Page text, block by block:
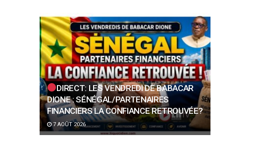
DIRECT: LES VENDREDI DE BABACAR
DIONE : SÉNÉGAL/PARTENAIRES
FINANCIERS LA CONFIANCE RETROUVÉE?
7 AOÛT 2026